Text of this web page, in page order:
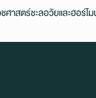
ชศาสตร์ชะลอวัยและฮอร์โ